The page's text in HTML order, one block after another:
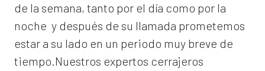
de la semana, tanto por el día como por la
noche y después de su llamada prometemos
estar a su lado en un periodo muy breve de
tiempo.Nuestros expertos cerrajeros